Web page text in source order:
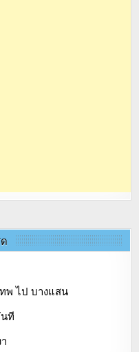
พ ไป บางแสน
ที